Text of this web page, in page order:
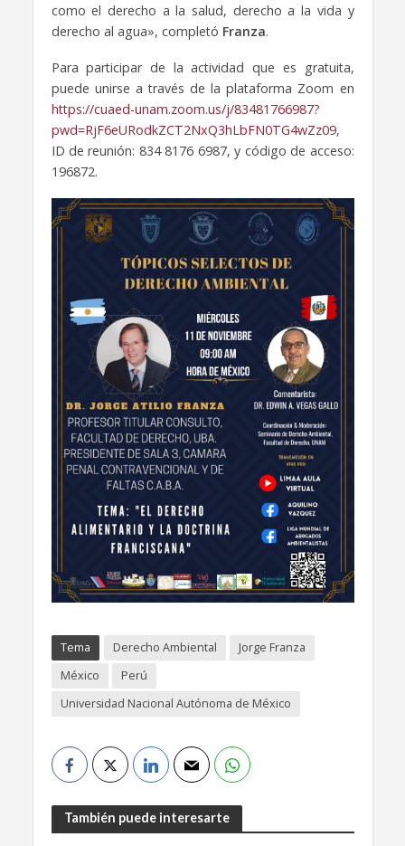
como el derecho a la salud, derecho a la vida y
derecho al agua», completó Franza.
Para participar de la actividad que es gratuita,
puede unirse a través de la plataforma Zoom en
https://cuaed-unam.zoom.us/j/83481766987?
pwd=RjF6eURodkZCT2NxQ3hLbFN0TG4wZz09,
ID de reunión: 834 8176 6987, y código de acceso:
196872.
Tema Derecho Ambiental
Jorge Franza
México
Perú
Universidad Nacional Autónoma de México
También puede interesarte